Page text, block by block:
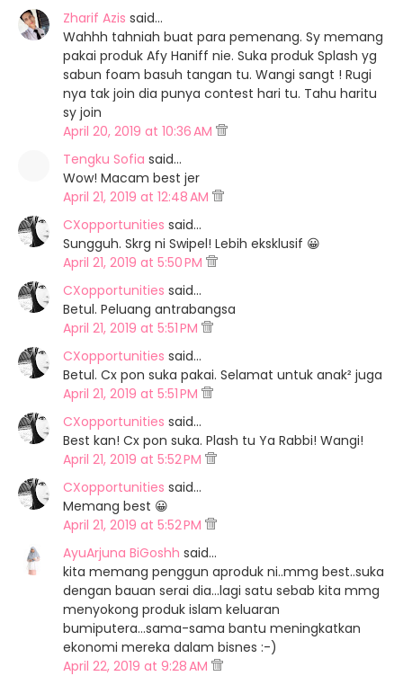
Zharif Azis said…
Wahhh tahniah buat para pemenang. Sy memang
pakai produk Afy Haniff nie. Suka produk Splash yg
sabun foam basuh tangan tu. Wangi sangt ! Rugi
nya tak join dia punya contest hari tu. Tahu haritu
sy join
April 20, 2019 at 10:36 AM
Tengku Sofia said…
Wow! Macam best jer
April 21, 2019 at 12:48 AM
CXopportunities said…
Sungguh. Skrg ni Swipel! Lebih eksklusif 😀
April 21, 2019 at 5:50 PM
CXopportunities said…
Betul. Peluang antrabangsa
April 21, 2019 at 5:51 PM
CXopportunities said…
Betul. Cx pon suka pakai. Selamat untuk anak² juga
April 21, 2019 at 5:51 PM
CXopportunities said…
Best kan! Cx pon suka. Plash tu Ya Rabbi! Wangi!
April 21, 2019 at 5:52 PM
CXopportunities said…
Memang best 😀
April 21, 2019 at 5:52 PM
AyuArjuna BiGoshh said…
kita memang penggun aproduk ni..mmg best..suka
dengan bauan serai dia...lagi satu sebab kita mmg
menyokong produk islam keluaran
bumiputera...sama-sama bantu meningkatkan
ekonomi mereka dalam bisnes :-)
April 22, 2019 at 9:28 AM